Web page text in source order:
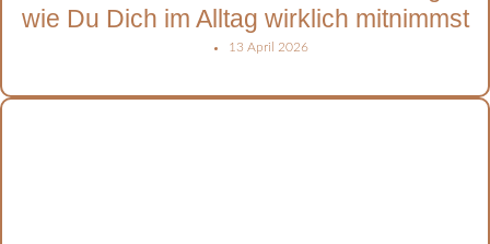
wie Du Dich im Alltag wirklich mitnimmst
13 April 2026